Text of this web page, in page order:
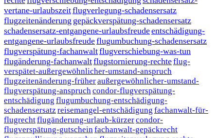
vertane-urlaubszeitflugverlegung-schadensersatz
flugzeitenänderung gepäckverspätung-schadensersatz
schadensersatz-entgangene-urlaubsfreudeentschädigung-
entgangene-urlaubsfreudeflugumbuchung-schadensersatz
flugverspätung-fachanwaltflugverschiebung-was-tun
flugänderung-fachanwaltflugstornierung-rechteflug-
verspätet-außergewöhnlicher-umstand-anspruch
flugzeitenänderung-früheraußergewöhnlicher-umstand-
flugverspätung-anspruch condor-flugverspätung-
entschädigung flugumbuchung-entschädigung-
schadensersatz reisemangel-entschädigung fachanwalt-für-
flugrechtflugänderung-urlaub-kürzercondor-
flugverspätung-gutschein fachanwalt-gepäckrecht